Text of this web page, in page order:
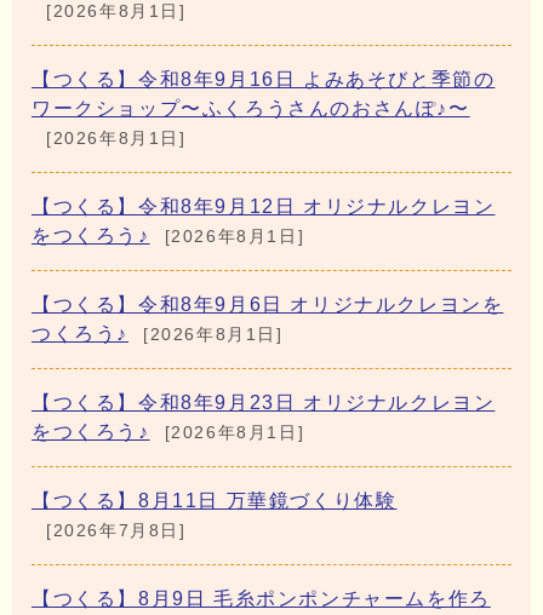
[2026年8月1日]
【つくる】令和8年9月16日 よみあそびと季節の
ワークショップ〜ふくろうさんのおさんぽ♪〜
[2026年8月1日]
【つくる】令和8年9月12日 オリジナルクレヨン
をつくろう♪
[2026年8月1日]
【つくる】令和8年9月6日 オリジナルクレヨンを
つくろう♪
[2026年8月1日]
【つくる】令和8年9月23日 オリジナルクレヨン
をつくろう♪
[2026年8月1日]
【つくる】8月11日 万華鏡づくり体験
[2026年7月8日]
【つくる】8月9日 毛糸ポンポンチャームを作ろ